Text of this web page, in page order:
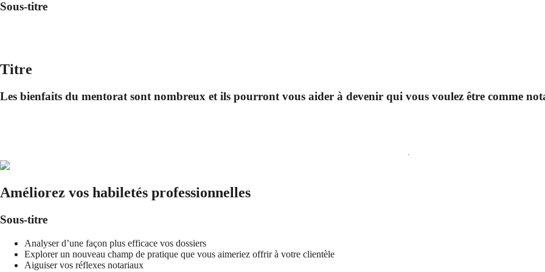
Sous-titre
Titre
Les bienfaits du mentorat sont nombreux et ils pourront vous aider à devenir qui vous voulez être comme
Améliorez vos habiletés professionnelles
Sous-titre
Analyser d’une façon plus efficace vos dossiers
Explorer un nouveau champ de pratique que vous aimeriez offrir à votre clientèle
Aiguiser vos réflexes notariaux